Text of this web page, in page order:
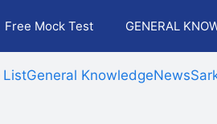
Free Mock Test GENERAL
ListGeneral KnowledgeNews